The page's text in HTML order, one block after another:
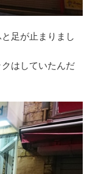
足が止まりまし
クはしていたんだ